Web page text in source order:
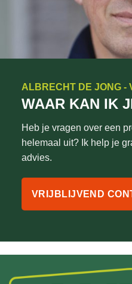
ALBRECHT DE JONG -
WAAR KAN IK
Heb je vragen over een
helemaal uit? Ik help je
advies.
VRIJBLIJVEND